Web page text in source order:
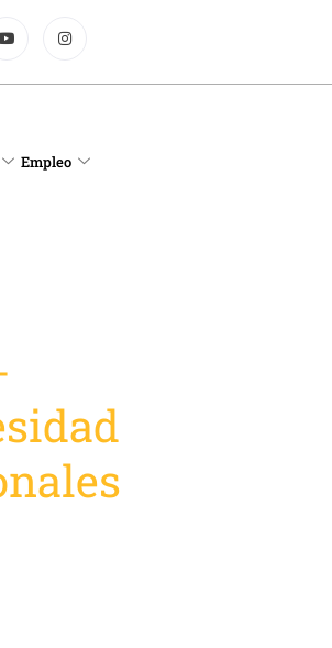
Empleo